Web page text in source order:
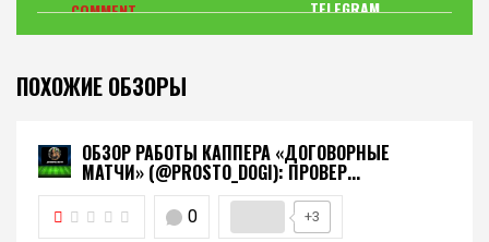
ПОХОЖИЕ ОБЗОРЫ
ОБЗОР РАБОТЫ КАППЕРА «ДОГОВОРНЫЕ
МАТЧИ» (@PROSTO_DOGI): ПРОВЕР...
0 +3